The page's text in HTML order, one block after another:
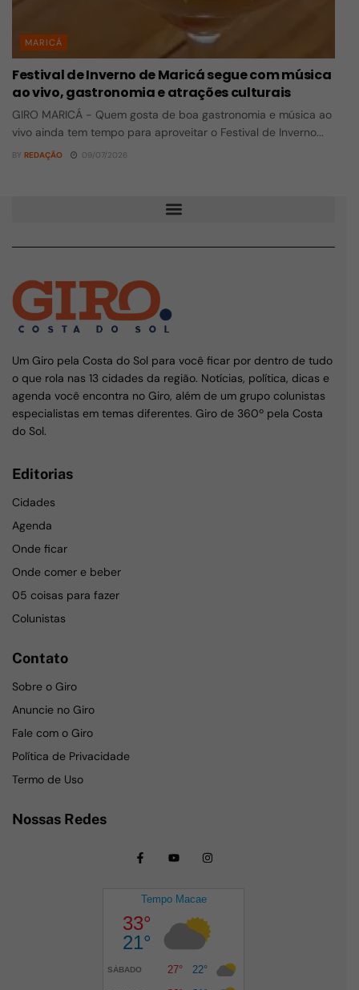
MARICÁ
Festival de Inverno de Maricá segue com música
ao vivo, gastronomia e atrações culturais
GIRO MARICÁ - Quem gosta de boa gastronomia e música ao
vivo ainda tem tempo para aproveitar o Festival de Inverno...
BY REDAÇÃO 09/07/2026
Um Giro pela Costa do Sol para você ficar por dentro de tudo
o que rola nas 13 cidades da região. Notícias, política, dicas e
agenda você encontra no Giro, além de um grupo colunistas
especialistas em temas diferentes. Giro de 360º pela Costa
do Sol.
Editorias
Cidades
Agenda
Onde ficar
Onde comer e beber
05 coisas para fazer
Colunistas
Contato
Sobre o Giro
Anuncie no Giro
Fale com o Giro
Política de Privacidade
Termo de Uso
Nossas Redes